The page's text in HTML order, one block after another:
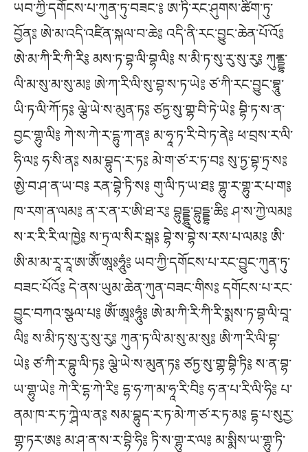
ཡབ་ཀྱི་དགོངས་པ་ཀུན་ཏུ་བཟང་༔ ཨ་ཏི་རང་ཤུགས་ཚིག་ཏུ་
བྱོན༔ ཨེ་མ་འདི་འཛིན་སྐལ་བ་ཆེ༔ འདི་ནི་རང་བྱུང་ཆེན་པོ་འོ༔
ཨེ་མ་ཀི་རི་ཀི་རི༔ མས་ཏ་བྷ་ལི་བྷ་ལི༔ ས་མི་ཏ་སུ་རུ་སུ་རུ༔ ཀུནྡྷ་
ལི་མ་སུ་མ་སུ་མ༔ ཨེ་ཀ་རི་ལི་སུ་བྷ་ས་ཏ་ཡེ༔ ཙ་ཀི་རང་བྱུང་བྷཱུ་
ཡི་ཏ་ལི་ཀོ་ཏ༔ ལྕེ་ཡེ་ས་མུན་ཏ༔ ཙཏྱ་སུ་གྷ་བི་ཏེ་ཡེ༔ བྷི་ཏ་ས་ན་
བྱང་གྷུ་ལི༔ ཀེ་ས་ཀེ་ར་དྷུ་ཀ་ན༔ མ་ཧཱ་ཏ་རི་བེ་ཏ་ནེ༔ ཕ་བྲས་ར་ལི་
ཧི་ལ༔ ཧ་སི་ན༔ སམ་བྷུད་ར་ཏ༔ མེ་ག་ཙ་ར་ཏ་བ༔ སུ་ཏྱ་བྷ་ཏྲ་ས༔
ཨྱེ་བ་ཤ་ན་ཡ་བ༔ རན་བྷེ་ཏི་ས༔ གུ་ལི་ཏ་ཡ་ཐ༔ གྷུ་ར་གྷུ་ར་པ་ག༔
ཁ་རག་ན་ལམ༔ ན་ར་ན་ར་ཨི་ཐ་ར༔ བྷུདྡྷུ་བྷུདྡྷ་ཆི༔ ཤ་ས་ཀྱེ་ལམ༔
ས་ར་རི་རི་ལ་ཁྱེ༔ ས་ཏྲ་ལ་སིར་སྒ༔ བྷེ་ས་བྷེ་ས་རས་པ་ལམ༔ ཨི་
ཨི་མ་མ་རཱ་རཱ་ཨ་ཨོཾ་ཨཱཿཧཱུཾ༔ ཡབ་ཀྱི་དགོངས་པ་རང་བྱུང་ཀུན་ཏུ་
བཟང་པོའོ༔ དེ་ནས་ཡུམ་ཆེན་ཀུན་བཟང་གིས༔ དགོངས་པ་རང་
བྱུང་བཀའ་སྩལ་པ༔ ཨོཾ་ཨཱཿཧཱུཾ༔ ཨེ་མ་ཀི་རི་ཀི་རི་སྨས་ཏ་བྷ་ལི་བཱ་
ལི༔ ས་མི་ཏ་སུ་རུ་སུ་རུ༔ ཀུན་ཏ་ལི་མ་སུ་མ་སུ༔ ཨི་ཀ་རི་ལི་བྷ་
ཡེ༔ ཙ་ཀི་ར་བྷུ་ལི་ཏ༔ ལྕེ་ཡེ་ས་མུན་ཏ༔ ཙཏྱ་སུ་གྷ་བྷི་ཏི༔ ས་ན་བྷ་
ཡ་གྷུ་ཡེ༔ ཀེ་རི་དྷ་ཀེ་རི༔ དྷ་ཧ་ཀ་མ་ཧཱ་རི་བི༔ ཧ་ན་པ་རི་ལི་ཧི༔ པ་
ནམ་ཁ་ར་ཏ་ཀྴེ་ལ་ན༔ སམ་བྷུད་ར་ཏ་མེ་ཀ་ཙ་ར་ཏ་མ༔ དྷ་པ་སུརྱ་
གྷ་ཏར་ཨ༔ མ་ཤ་ན་ས་ར་བྷི་ཧི༔ ཏི་ས་གྷུ་ར་ལ༔ མ་སྨིས་ཡ་གྷུ་ཏི་